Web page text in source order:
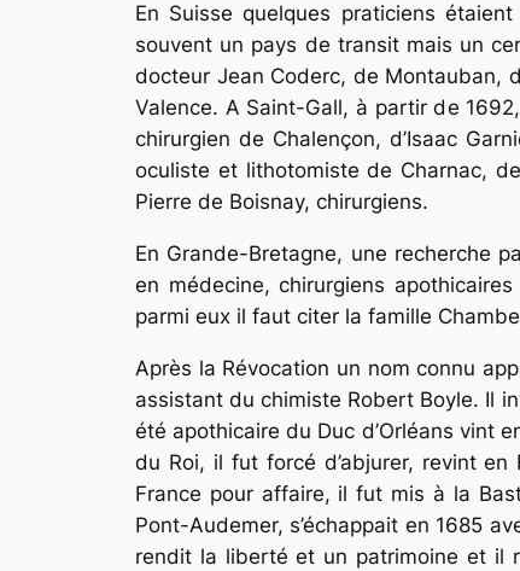
En Suisse quelques praticiens
souvent un pays de transit mais un
docteur Jean Coderc, de Montauban,
Valence. A Saint-Gall, à partir de
chirurgien de Chalençon, d’Isaac
oculiste et lithotomiste de Charnac,
Pierre de Boisnay, chi­rurgiens.
En Grande-Bretagne, une recherche
en médecine, chirurgiens
parmi eux il faut citer la famille
Après la Révocation un nom connu
assistant du chimiste Robert Boyle. Il
été apothicaire du Duc d’Orléans vint
du Roi, il fut forcé d’abjurer, revint
France pour affaire, il fut mis à la
Pont-Audemer, s’échappait en 1685
rendit la liberté et un patrimoine et il